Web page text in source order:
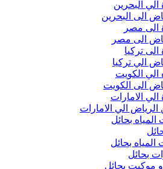
البحرين
الى البحرين
مصر
الى مصر
تركيا
الي تركيا
الكويت
الى الكويت
الامارات
الي الامارات
بحائل
بحائل
بحائل
موكيت بحائل